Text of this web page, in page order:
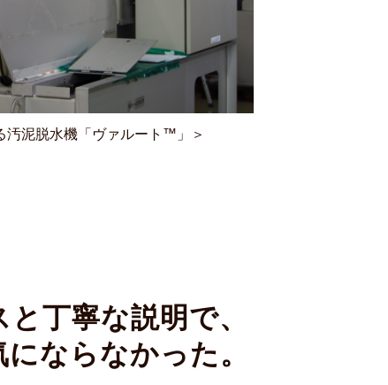
汚泥脱水機「ヴァルート™」＞
丁寧な説明で、
ならなかった。